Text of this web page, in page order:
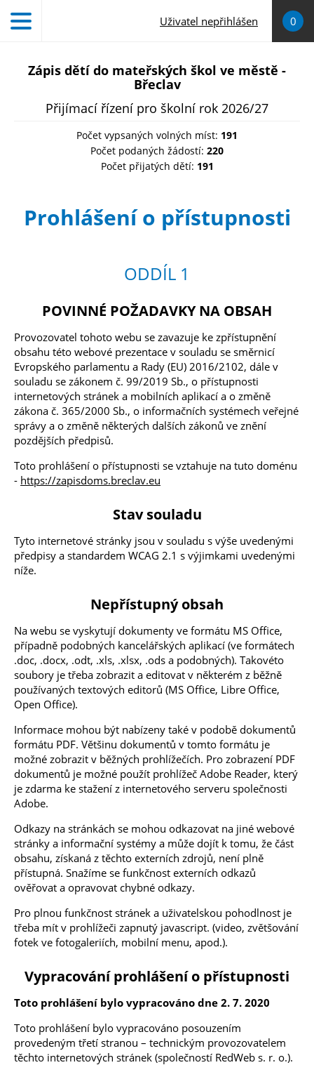
Uživatel nepřihlášen
0
Zápis dětí do mateřských škol ve městě -
Břeclav
Přijímací řízení pro školní rok 2026/27
Počet vypsaných volných míst: 191
Počet podaných žádostí: 220
Počet přijatých dětí: 191
Prohlášení o přístupnosti
ODDÍL 1
POVINNÉ POŽADAVKY NA OBSAH
Provozovatel tohoto webu se zavazuje ke zpřístupnění
obsahu této webové prezentace v souladu se směrnicí
Evropského parlamentu a Rady (EU) 2016/2102, dále v
souladu se zákonem č. 99/2019 Sb., o přístupnosti
internetových stránek a mobilních aplikací a o změně
zákona č. 365/2000 Sb., o informačních systémech veřejné
správy a o změně některých dalších zákonů ve znění
pozdějších předpisů.
Toto prohlášení o přístupnosti se vztahuje na tuto doménu
- https://zapisdoms.breclav.eu
Stav souladu
Tyto internetové stránky jsou v souladu s výše uvedenými
předpisy a standardem WCAG 2.1 s výjimkami uvedenými
níže.
Nepřístupný obsah
Na webu se vyskytují dokumenty ve formátu MS Office,
případně podobných kancelářských aplikací (ve formátech
.doc, .docx, .odt, .xls, .xlsx, .ods a podobných). Takovéto
soubory je třeba zobrazit a editovat v některém z běžně
používaných textových editorů (MS Office, Libre Office,
Open Office).
Informace mohou být nabízeny také v podobě dokumentů
formátu PDF. Většinu dokumentů v tomto formátu je
možné zobrazit v běžných prohlížečích. Pro zobrazení PDF
dokumentů je možné použít prohlížeč Adobe Reader, který
je zdarma ke stažení z internetového serveru společnosti
Adobe.
Odkazy na stránkách se mohou odkazovat na jiné webové
stránky a informační systémy a může dojít k tomu, že část
obsahu, získaná z těchto externích zdrojů, není plně
přístupná. Snažíme se funkčnost externích odkazů
ověřovat a opravovat chybné odkazy.
Pro plnou funkčnost stránek a uživatelskou pohodlnost je
třeba mít v prohlížeči zapnutý javascript. (video, zvětšování
fotek ve fotogaleriích, mobilní menu, apod.).
Vypracování prohlášení o přístupnosti
Toto prohlášení bylo vypracováno dne 2. 7. 2020
Toto prohlášení bylo vypracováno posouzením
provedeným třetí stranou – technickým provozovatelem
těchto internetových stránek (společností RedWeb s. r. o.).